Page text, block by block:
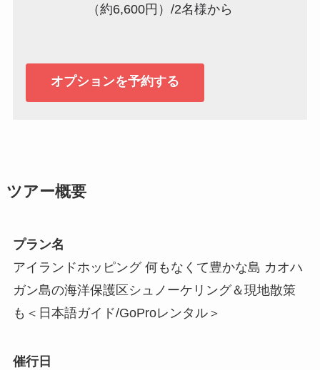
（約6,600円）/2名様から
オプションを予約する
ツアー概要
プラン名
アイランドホッピング 何もなくて豊かな島 カオハ
ガン島の海洋保護区シュノーケリング＆現地散策
も＜日本語ガイド/GoProレンタル＞
催行日